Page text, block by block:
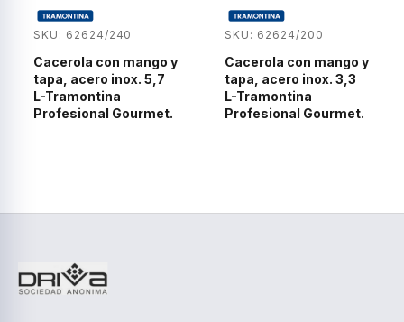
SKU: 62624/240
Cacerola con mango y
tapa, acero inox. 5,7
L-Tramontina
Profesional Gourmet.
SKU: 62624/200
Cacerola con mango y
tapa, acero inox. 3,3
L-Tramontina
Profesional Gourmet.